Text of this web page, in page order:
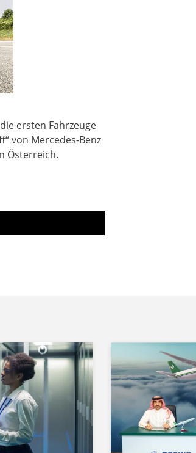
ersten Fahrzeuge
von Mercedes-Benz
Österreich.